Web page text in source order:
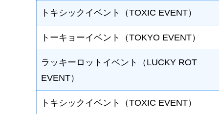
トキシックイベント（TOXIC EVENT）
トーキョーイベント（TOKYO EVENT）
ラッキーロットイベント（LUCKY ROT
EVENT）
トキシックイベント（TOXIC EVENT）